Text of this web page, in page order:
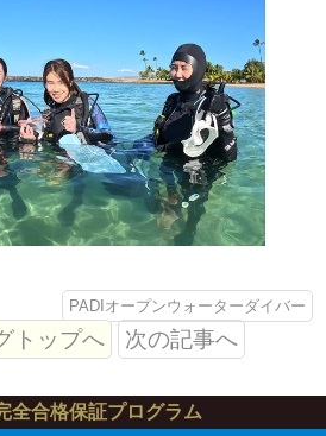
PADIオープンウォーターダイバー
トップへ 次の記事へ
全合格保証プログラム